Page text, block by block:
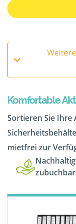
Komfortable
Sortieren Sie Ihre
mietfrei zur
zubuchbar